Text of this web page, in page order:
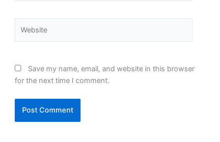
Save my name, email, and website in this browser
for the next time I comment.